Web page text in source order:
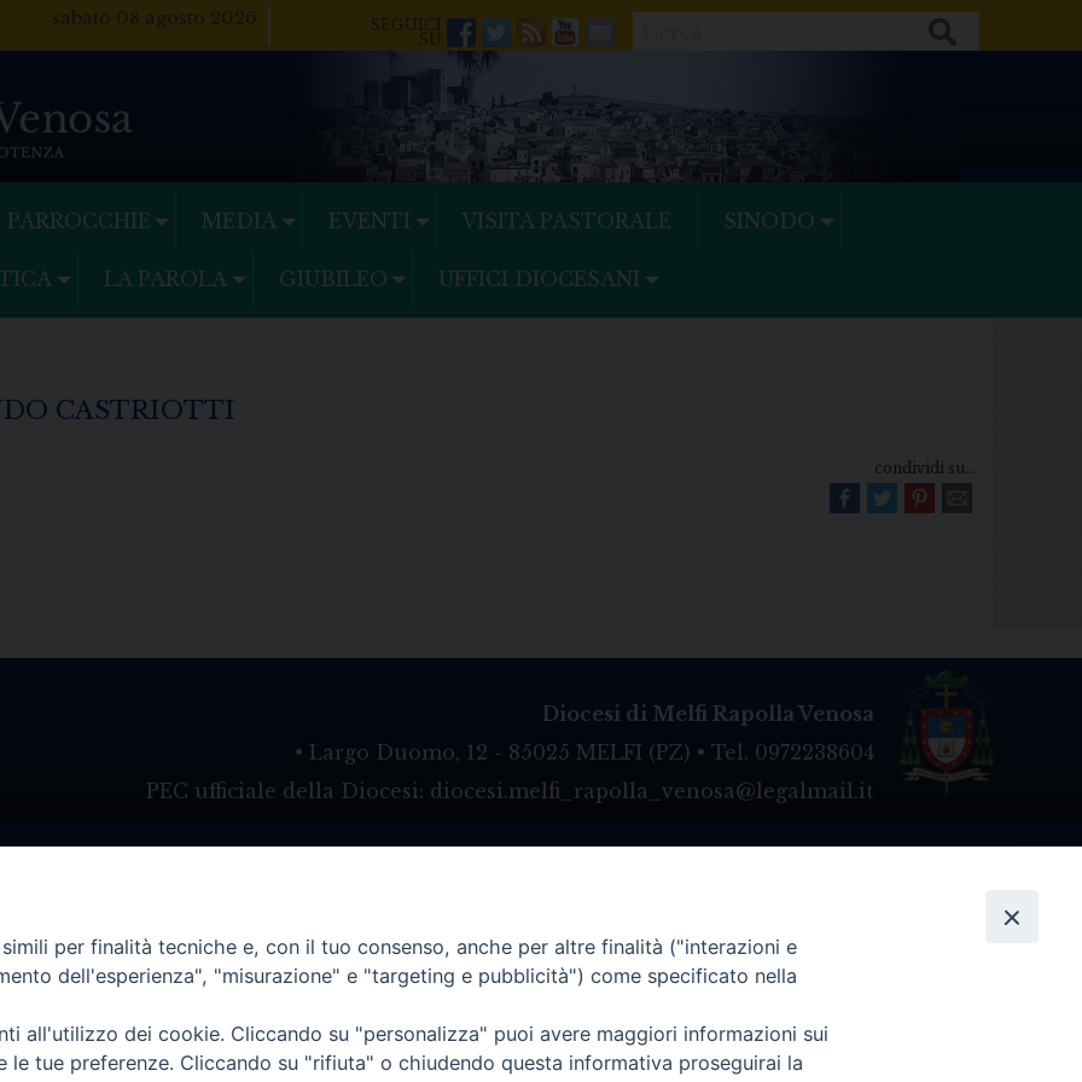
sabato 08 agosto 2026
Facebook
Twitter
FeedsYoutube
Mail
PARROCCHIE MEDIA EVENTI VISITA PASTORALE SINODO
LA PAROLA GIUBILEO UFFICI DIOCESANI
CASTRIOTTI
condividi su...
Diocesi di Melfi Rapolla Venosa
• Largo Duomo, 12 - 85025 MELFI (PZ) • Tel. 0972238604
PEC ufficiale della Diocesi: diocesi.melfi_rapolla_venosa@legalmail.it
per finalità tecniche e, con il tuo consenso, anche per altre finalità ("interazioni e
dell'esperienza", "misurazione" e "targeting e pubblicità") come specificato nella
all'utilizzo dei cookie. Cliccando su "personalizza" puoi avere maggiori informazioni sui
le tue preferenze. Cliccando su "rifiuta" o chiudendo questa informativa proseguirai la